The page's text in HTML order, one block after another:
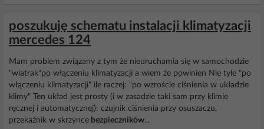
poszukuję schematu instalacji klimatyzacji
mercedes 124
Mam problem związany z tym że nieuruchamia się w samochodzie
"wiatrak"po włączeniu klimatyzacji a wiem że powinien Nie tyle "po
włączeniu klimatyzacji" ile raczej: "po wzroście ciśnienia w układzie
klimy" Ten układ jest prosty (i w zasadzie taki sam przy klimie
ręcznej i automatycznej): czujnik ciśnienia przy osuszaczu,
przekaźnik w skrzynce bezpieczników...